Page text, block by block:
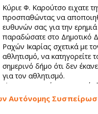
Κύριε Φ. Καρούτσο ειχατε
προσπαθώντας να
ευθυνών σας για την
παραδώσατε στο Δημοτικό
Ραχών Ικαρίας σχετικά με
αθλητισμό, να κατηγορείτε
σημερινό δήμο ότι δεν
για τον αθλητισμό.
Δήμαρχος Ραχών και ως
για περίπου 30 χρόνια
Αυτόνομης